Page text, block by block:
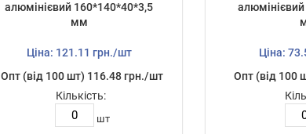
алюмінієвий 160*140*40*3,5
мм
Ціна: 121.11 грн./шт
Опт (від 100 шт) 116.48 грн./шт
Кількість:
шт
Ціна:
Опт (від 100